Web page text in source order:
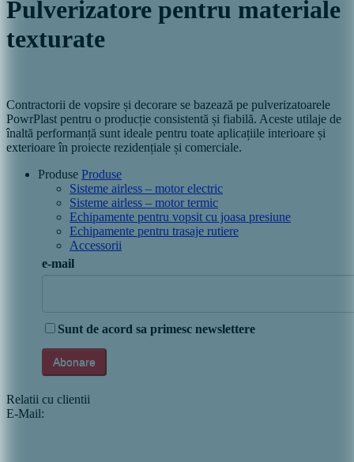
Pulverizatore pentru materiale
texturate
Contractorii de vopsire și decorare se bazează pe pulverizatoarele
PowrPlast pentru o producție consistentă și fiabilă. Aceste utilaje de
înaltă performanță sunt ideale pentru toate aplicațiile interioare și
exterioare în proiecte rezidențiale și comerciale.
Produse Produse
Sisteme airless – motor electric
Sisteme airless – motor termic
Echipamente pentru vopsit cu joasa presiune
Echipamente pentru trasaje rutiere
Accessorii
e-mail
Sunt de acord sa primesc newslettere
Relatii cu clientii
E-Mail: